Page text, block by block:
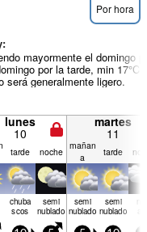
Por hora
mayormente el domingo
por la tarde, min 17°C
será generalmente ligero.
lunes
10
martes
11
tarde noche mañan
a
tarde
chuba
scos
semi
nublado
semi
nublado
semi
nublado